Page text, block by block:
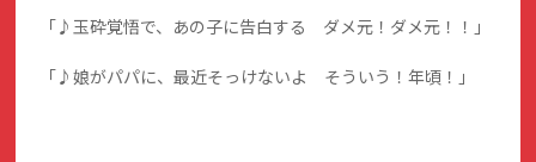
「♪玉砕覚悟で、あの子に告白する ダメ元！ダメ元！！」
「♪娘がパパに、最近そっけないよ そういう！年頃！」